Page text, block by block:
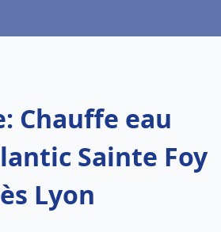
Chauffe eau
Sainte Foy
Lyon